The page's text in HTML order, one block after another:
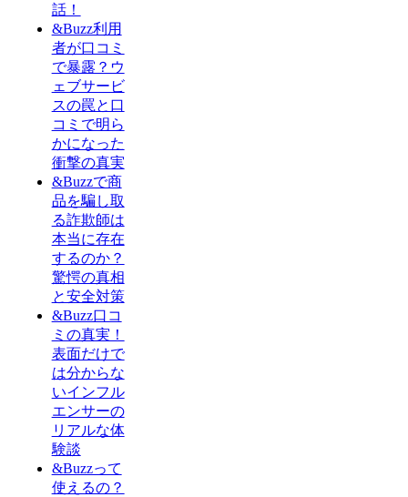
話！
&Buzz利用
者が口コミ
で暴露？ウ
ェブサービ
スの罠と口
コミで明ら
かになった
衝撃の真実
&Buzzで商
品を騙し取
る詐欺師は
本当に存在
するのか？
驚愕の真相
と安全対策
&Buzz口コ
ミの真実！
表面だけで
は分からな
いインフル
エンサーの
リアルな体
験談
&Buzzって
使えるの？